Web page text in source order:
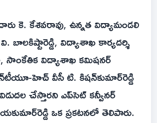
కె. కేశవరావు, ఉన్నత విద్యామండలి
బాలకిష్టారెడ్డి, విద్యాశాఖ కార్యదర్శి
విద్యాశాఖ కమిషనర్‌
హెచ్‌ వీసీ టి. కిషన్‌కుమార్‌రెడ్డి
చేస్తారని ఎప్‌సెట్ కన్వీనర్‌
ఒక ప్రకటనలో తెలిపారు.